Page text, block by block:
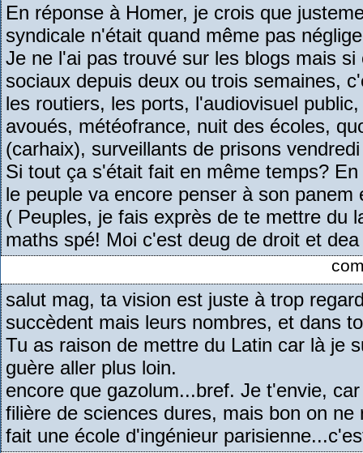
En réponse à Homer, je crois que
syndicale n'était quand même pas
Je ne l'ai pas trouvé sur les blogs mais
sociaux depuis deux ou trois semaines,
les routiers, les ports, l'audiovisuel
avoués, météofrance, nuit des écoles,
(carhaix), surveillants de prisons
Si tout ça s'était fait en même temps?
le peuple va encore penser à son
( Peuples, je fais exprès de te mettre du
maths spé! Moi c'est deug de droit et
salut mag, ta vision est juste à trop
succèdent mais leurs nombres, et dans
Tu as raison de mettre du Latin car là je
guère aller plus loin.
encore que gazolum...bref. Je t'envie,
filière de sciences dures, mais bon on
fait une école d'ingénieur